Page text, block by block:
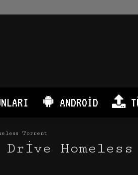
ANDROID
Torrent
Homeless